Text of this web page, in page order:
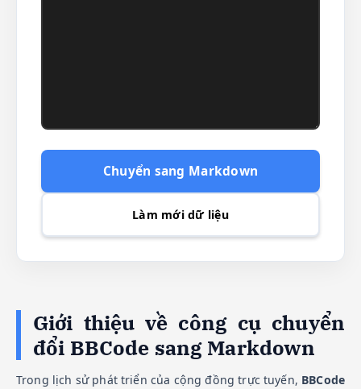
Chuyển sang Markdown
Làm mới dữ liệu
Giới thiệu về công cụ chuyển
đổi BBCode sang Markdown
Trong lịch sử phát triển của cộng đồng trực tuyến, BBCode